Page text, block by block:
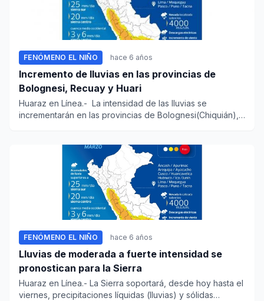
FENÓMENO EL NIÑO hace 6 años
Incremento de lluvias en las provincias de
Bolognesi, Recuay y Huari
Huaraz en Línea.- La intensidad de las lluvias se
incrementarán en las provincias de Bolognesi(Chiquián),
FENÓMENO EL NIÑO hace 6 años
Lluvias de moderada a fuerte intensidad se
pronostican para la Sierra
Huaraz en Línea.- La Sierra soportará, desde hoy hasta el
viernes, precipitaciones líquidas (lluvias) y sólidas